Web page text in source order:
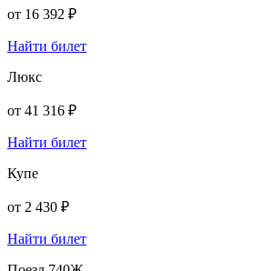
от 16 392 ₽
Найти билет
Люкс
от 41 316 ₽
Найти билет
Купе
от 2 430 ₽
Найти билет